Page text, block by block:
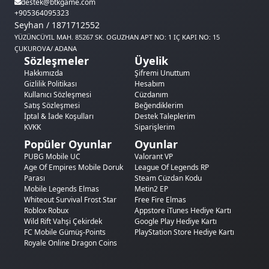
pet'lerin düşme olasılığı artıyor. Banner dönemlerinde elmas
harcamak normal zamandan çok daha verimli. Bu yüzden
elmasını hazır tut ve doğru banner'ı bekle.
VIP Sistemi ve Elmas
Dragon Trail'de elmas harcadıkçaVIP puanı
puanın arttıkça VIP seviyen yükselir ve her seviye yeni
avantajlar açar:
sayısı artar, daha fazla kaynak kazanırsın
Otomatik savaş
— yüksek VIP seviyelerinde otomatik
savaş özellikleri açılır, grind kolaylaşır
Özel ödüller
— VIP'e özel günlük ve haftalık ödüller
Hız artışı — bina ve araştırma sürelerinde kısalma
VIP seviyesi kalıcı — bir kez ulaştığın seviye düşmez. Bu
yüzden her elmas harcaman aynı zamanda VIP yatırımı.
Elmasını neye harcarsan harca, VIP puanın birikmeye devam
eder.
destek@btkgame.com
+905364095323
Seyhan / 1871712552
YÜZÜNCÜYIL MAH. 85267 SK. OGUZHAN APT NO: 1 IÇ KAPI NO: 15
ÇUKUROVA/ ADANA
Sözleşmeler
Hakkımızda
Gizlilik Politikası
Kullanıcı Sözleşmesi
Satış Sözleşmesi
İptal & İade Koşulları
KVKK
Üyelik
Şifremi Unuttum
Hesabım
Cüzdanım
Beğendiklerim
Destek Taleplerim
Siparişlerim
Popüler Oyunlar
PUBG Mobile UC
Age Of Empires Mobile Doruk
Parası
Mobile Legends Elmas
Whiteout Survival Frost Star
Roblox Robux
Wild Rift Vahşi Çekirdek
FC Mobile Gümüş-Points
Royale Online Dragon Coins
Oyunlar
Valorant VP
League Of Legends RP
Steam Cüzdan Kodu
Metin2 EP
Free Fire Elmas
Appstore iTunes Hediye Kartı
Google Play Hediye Kartı
PlayStation Store Hediye Kartı